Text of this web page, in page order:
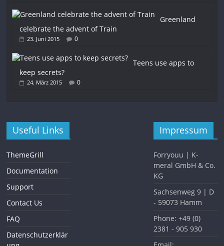
Greenland
celebrate the advent of Train
23. Juni 2015 0
Teens use apps to
keep secrets?
24. März 2015 0
Useful Links
ThemeGrill
Documentation
Support
Contact Us
FAQ
Datenschutzerklär
Impressum
Forryouu | K-
meral GmbH & Co.
KG
Sachsenweg 9 | D
- 59073 Hamm
Phone: +49 (0)
2381 - 905 930